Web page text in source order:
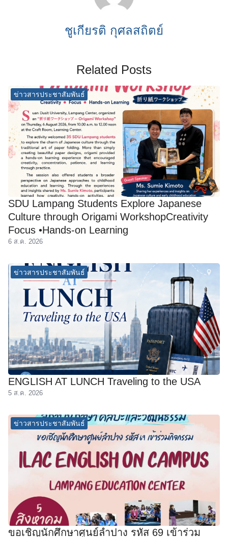
ชูเกียรติ กุศลสถิตย์
Related Posts
ข่าวสารประชาสัมพันธ์
SDU Lampang Students Explore Japanese
Culture through Origami WorkshopCreativity
Focus •Hands-on Learning
6 ส.ค. 2026
ข่าวสารประชาสัมพันธ์
ENGLISH AT LUNCH Traveling to the USA
5 ส.ค. 2026
ข่าวสารประชาสัมพันธ์
ขอเชิญนักศึกษาศูนย์ลำปาง รหัส 69 เข้าร่วม